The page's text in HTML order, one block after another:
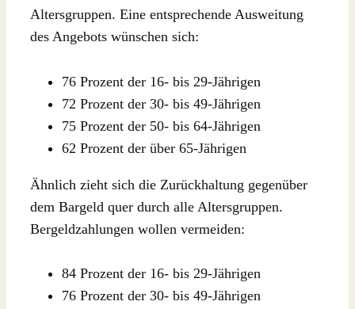
Altersgruppen. Eine entsprechende Ausweitung
des Angebots wünschen sich:
76 Prozent der 16- bis 29-Jährigen
72 Prozent der 30- bis 49-Jährigen
75 Prozent der 50- bis 64-Jährigen
62 Prozent der über 65-Jährigen
Ähnlich zieht sich die Zurückhaltung gegenüber
dem Bargeld quer durch alle Altersgruppen.
Bergeldzahlungen wollen vermeiden:
84 Prozent der 16- bis 29-Jährigen
76 Prozent der 30- bis 49-Jährigen